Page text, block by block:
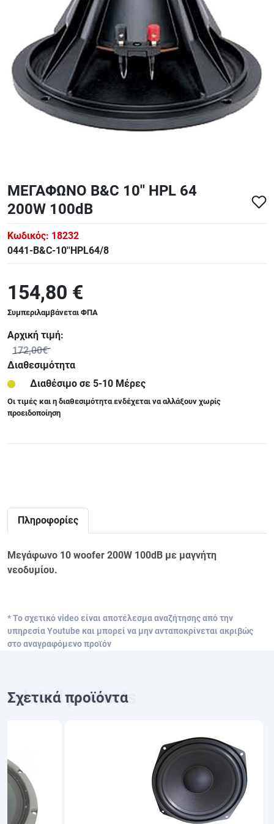
ΜΕΓΑΦΩΝΟ B&C 10'' HPL 64
200W 100dB
Κωδικός: 18232
0441-B&C-10''HPL64/8
154,80 €
Συμπεριλαμβάνεται ΦΠΑ
Αρχική τιμή:
172,00€
Διαθεσιμότητα
Διαθέσιμο σε 5-10 Μέρες
Οι τιμές και η διαθεσιμότητα ενδέχεται να αλλάξουν χωρίς
προειδοποίηση
Πληροφορίες
Μεγάφωνο 10 woofer 200W 100dΒ με μαγνήτη
νεοδυμίου.
* Το σχετικό video είναι αποτέλεσμα αναζήτησης από την
υπηρεσία Youtube και μπορεί να μην ανταποκρίνεται ακριβώς
στο αναγραφόμενο προϊόν
Σχετικά προϊόντα
ΑΞΕΣΟΥΑΡ - ΑΝΤΑΛΛΑΚΤΙΚΑ ΚΙΘΑΡΑΣ ΜΠΑΣΟΥ
ΤΕΤΡΑΔΙΑ-DVD-CD